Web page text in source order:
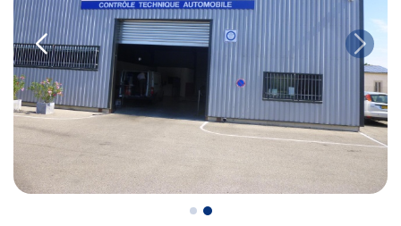
• le contrôle technique des véhicules GPL/Gaz*
• le contrôle de la Catégorie L (moto, scooter, mobylette, 3
roues, quad, voiturette, voiture sans permis)
• le pré-contrôle contrôle technique ou contrôle technique
volontaire / partiel
N’attendez plus pour votre sécurité et faire vérifier votre
véhicule : Prenez RDV dans votre